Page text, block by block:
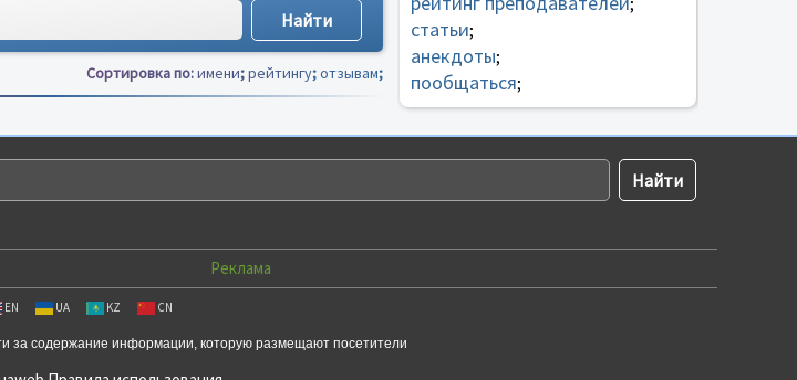
Сортировка по:имени;рейтингу;отзывам;
статьи;
анекдоты;
пообщаться;
Реклама
EN UA KZ CN
за содержание информации, которую размещают посетители